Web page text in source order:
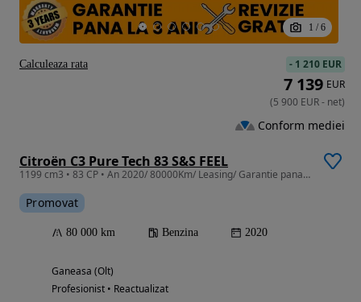
1 / 6
Citroën C3 Pure Tech 83 S&S FEEL
1199 cm3 • 83 CP • An 2020/ 80000Km/ Leasing/ Garantie pana la 3ani fara limita Km
Promovat
80 000 km Benzina 2020
Ganeasa (Olt)
Profesionist • Reactualizat
- 1 210 EUR
7 139 EUR
(5 900 EUR- net)
Conform mediei
Calculeaza rata